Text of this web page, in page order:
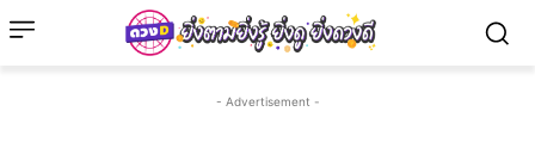
- Advertisement -